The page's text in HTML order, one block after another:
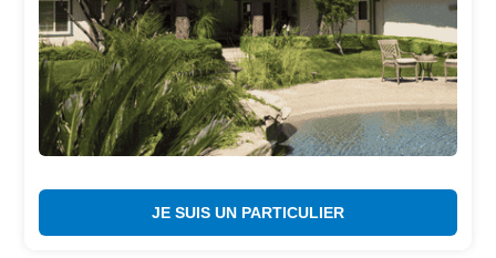
JE SUIS UN PARTICULIER